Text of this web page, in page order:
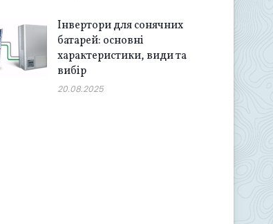
Інвертори для сонячних
батарей: основні
характеристики, види та
вибір
20.08.2025